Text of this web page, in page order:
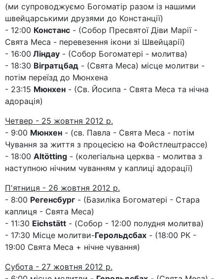
(ми супроводжуємо Богоматір разом із нашими
швейцарськими друзями до Констанції)
- 12:00 Констанс - (Собор Пресвятої Діви Марії -
Свята Меса - перевезення ікони зі Швейцарії)
- 16:00 Ліндау - (Собор Богоматері - молитва)
- 18:30 Вігратцбад - (Свята Меса) місце молитви -
потім переїзд до Мюнхена
- 23:15 Мюнхен - (Св. Йосипа - Свята Меса та нічна
адорація)
Четвер - 25 жовтня 2012 р.
- 9:00 Мюнхен - (св. Павла - Свята Меса - потім
Чування за життя з процесією на Фойстлештрассе)
- 18:00 Altötting - (колегіальна церква - молитва з
наступною нічним чуванням у каплиці адорації)
П'ятниця - 26 жовтня 2012 р.
- 8:00 Регенсбург - (Базиліка Богоматері - Стара
каплиця - Свята Меса)
- 11:30 Eichstätt - (Собор - 12:00 полудня молитва)
- 17:30 Місце молитви-Герольдсбах - (18:00 РК -
19:00 Свята Меса + нічне чування)
Субота - 27 жовтня 2012 р.